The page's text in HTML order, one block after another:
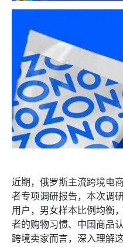
近期，俄罗斯主流跨境电商
者专项调研报告，本次调
用户，男女样本比例均衡
者的购物习惯、中国商品
跨境卖家而言，深入理解